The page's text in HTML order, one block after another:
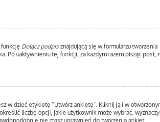
Dołącz podpis znajdującą się w formularzu tworzenia
Po uaktywnieniu tej funkcji, za każdym razem pisząc post,
widzieć etykietę “Utwórz ankietę”. Kliknij ją i w
liczbę opcji, jakie użytkownik może wybrać,
nie masz uprawnień do tworzenia ankiet.